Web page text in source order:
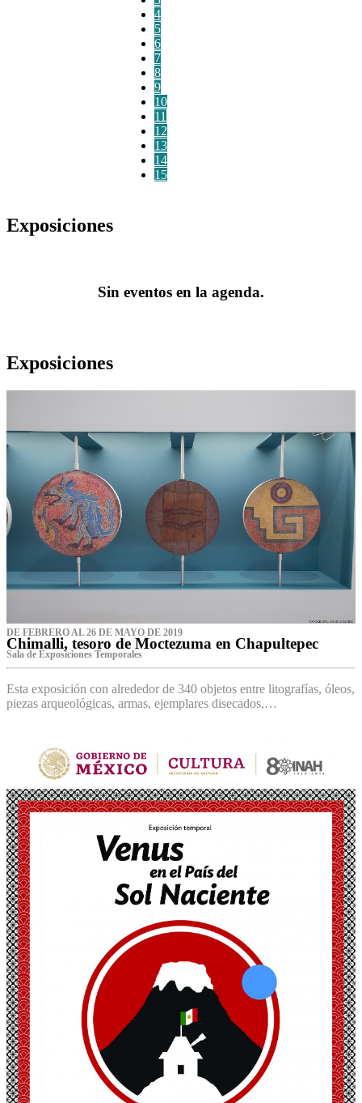
4
5
6
7
8
9
10
11
12
13
14
15
Exposiciones
Sin eventos en la agenda.
Exposiciones
DE FEBRERO AL 26 DE MAYO DE 2019
Chimalli, tesoro de Moctezuma en Chapultepec
Sala de Exposiciones Temporales
Esta exposición con alrededor de 340 objetos entre litografías, óleos,
piezas arqueológicas, armas, ejemplares disecados,…